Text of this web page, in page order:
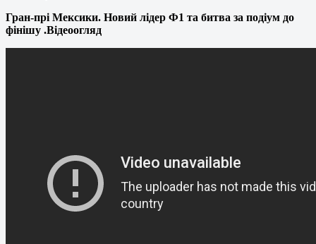
Гран-прі Мексики. Новий лідер Ф1 та битва за подіум до
фінішу .Відеоогляд